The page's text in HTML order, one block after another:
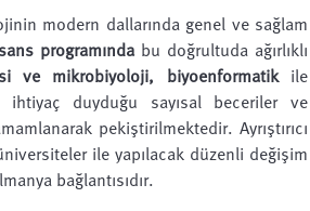
modern dallarında genel ve sağlam
programında bu doğrultuda ağırlıklı
ve mikrobiyoloji, biyoenformatikile
duyduğu sayısal beceriler ve
pekiştirilmektedir. Ayrıştırıcı
ile yapılacak düzenli değişim
bağlantısıdır.